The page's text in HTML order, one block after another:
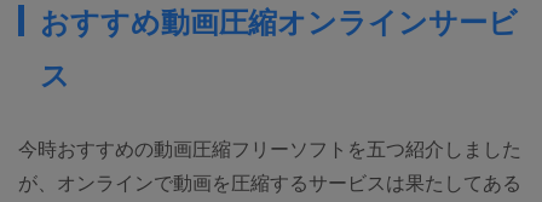
おすすめ動画圧縮オンラインサービ
ス
今時おすすめの動画圧縮フリーソフトを五つ紹介しました
が、オンラインで動画を圧縮するサービスは果たしてある